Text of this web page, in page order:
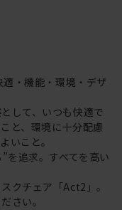
・機能・環境・デザ
して、いつも快適で
と、環境に十分配慮
いこと。
を追求。すべてを高い
クチェア「Act2」。
さい。